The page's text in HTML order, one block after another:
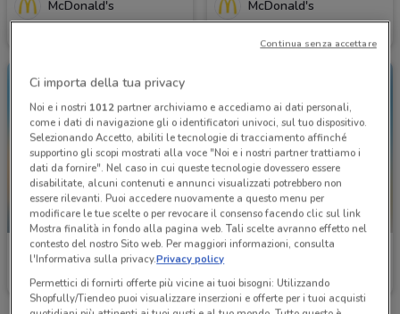
McDonald's McDonald's
-3 GIORNI
McDonald's
Scade domenica 1.7 km
Ferrarelle
Scade il 16/08
Ci importa della tua privacy
Noi e i nostri 1012partner archiviamo e accediamo ai dati personali,
come i dati di navigazione gli o identificatori univoci, sul tuo dispositivo.
Selezionando Accetto, abiliti le tecnologie di tracciamento affinché
supportino gli scopi mostrati alla voce "Noi e i nostri partner trattiamo i
dati da fornire". Nel caso in cui queste tecnologie dovessero essere
disabilitate, alcuni contenuti e annunci visualizzati potrebbero non
essere rilevanti. Puoi accedere nuovamente a questo menu per
modificare le tue scelte o per revocare il consenso facendo clic sul link
Mostra finalità in fondo alla pagina web. Tali scelte avranno effetto nel
contesto del nostro Sito web. Per maggiori informazioni, consulta
l'Informativa sulla privacy.Privacy policy
Permettici di fornirti offerte più vicine ai tuoi bisogni: Utilizzando
Shopfully/Tiendeo puoi visualizzare inserzioni e offerte per i tuoi acquisti
Continua senza accettare